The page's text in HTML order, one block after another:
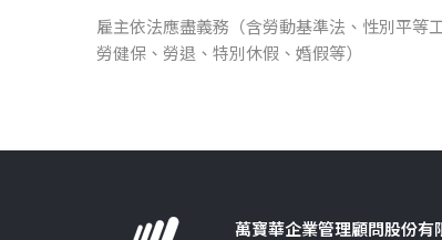
雇主依法應盡義務（含勞動基準法、性別平等
勞健保、勞退、特別休假、婚假等）
萬寶華企業管理顧問股份有